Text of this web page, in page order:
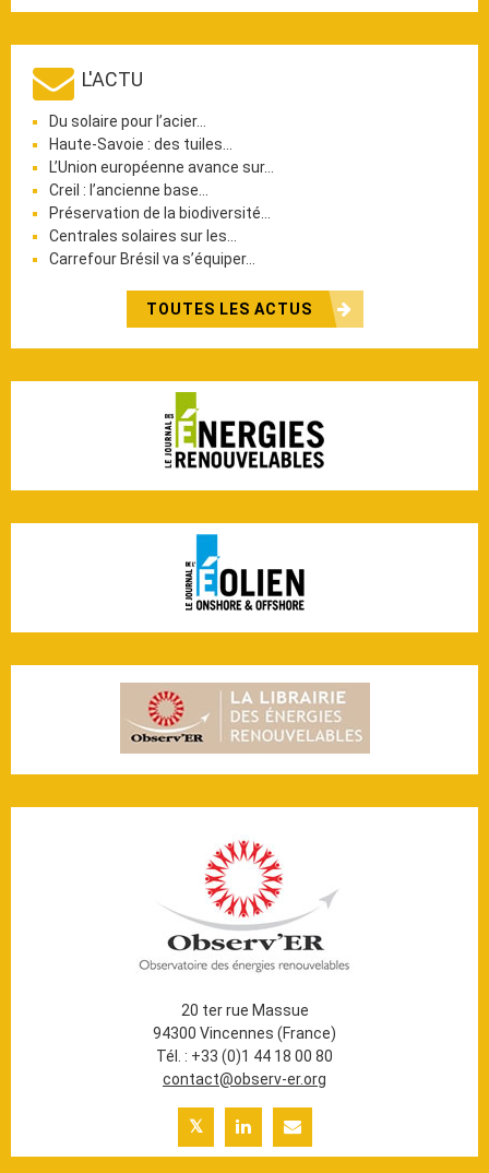
L'ACTU
Du solaire pour l’acier…
Haute-Savoie : des tuiles…
L’Union européenne avance sur…
Creil : l’ancienne base…
Préservation de la biodiversité…
Centrales solaires sur les…
Carrefour Brésil va s’équiper…
TOUTES LES ACTUS
20 ter rue Massue
94300 Vincennes (France)
Tél. : +33 (0)1 44 18 00 80
contact@observ-er.org